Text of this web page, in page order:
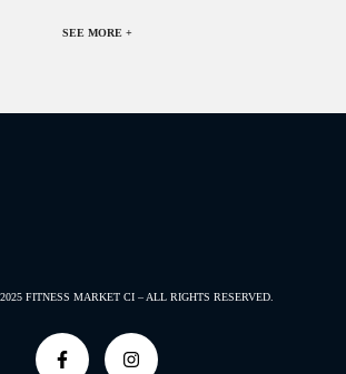
améliorer votre condition physique ou perdre du
SEE MORE +
FITNESS MARKET CI – ALL RIGHTS RESERVED.